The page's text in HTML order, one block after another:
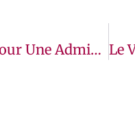
La MINUSCA Pour Une Administration Pénitentiaire Plus Rigoureuse, Plus Professionnelle Et Respectueuse Des Normes